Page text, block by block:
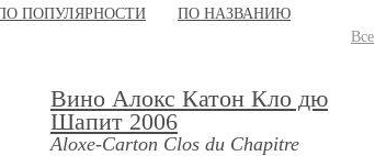
ПОПУЛЯРНОСТИ
ПО НАЗВАНИЮ
Все
Вино Алокс Катон Кло дю
Шапит 2006
Aloxe-Carton Clos du Chapitre